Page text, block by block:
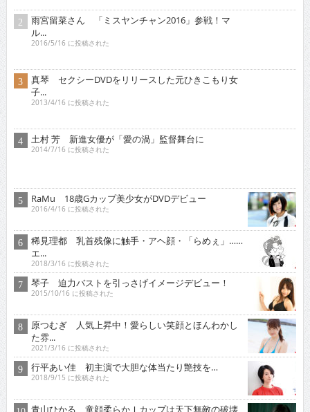
ル...
2016/5/16 に投稿された
真琴 セクシーDVDをリリースした元ひきこもり女
2013/4/16 に投稿された
土村 芳 新進女優が「愛の渦」監督舞台に
2014/7/16 に投稿された
RaMu 18歳Gカップ美少女がDVDデビュー
2016/4/16 に投稿された
2018/3/16 に投稿された
琴子 迫力バストを引っさげイメージデビュー！
原つむぎ 人気上昇中！愛らしい笑顔とほんわかし
た雰...
2021/3/16 に投稿された
行平あい佳 初主演で大胆な体当たり艶技を…
青山ひかる 童顔柔らかＩカップは天下無敵の破壊
力！...
2015/2/16 に投稿された
オススメインタビュー